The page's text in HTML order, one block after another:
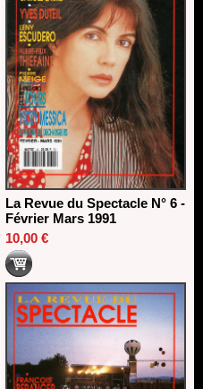
La Revue du Spectacle N° 6 -
Février Mars 1991
10,00 €